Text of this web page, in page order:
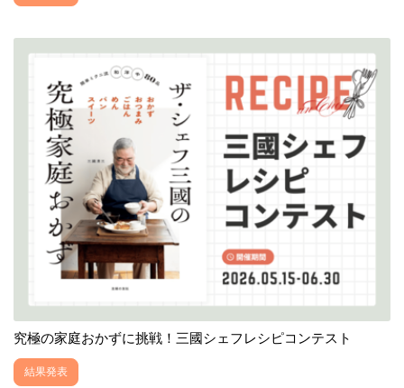
究極の家庭おかずに挑戦！三國シェフレシピコンテスト
結果発表